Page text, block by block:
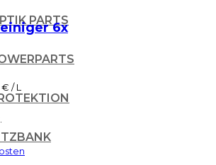
PARTS
6x
€ /L